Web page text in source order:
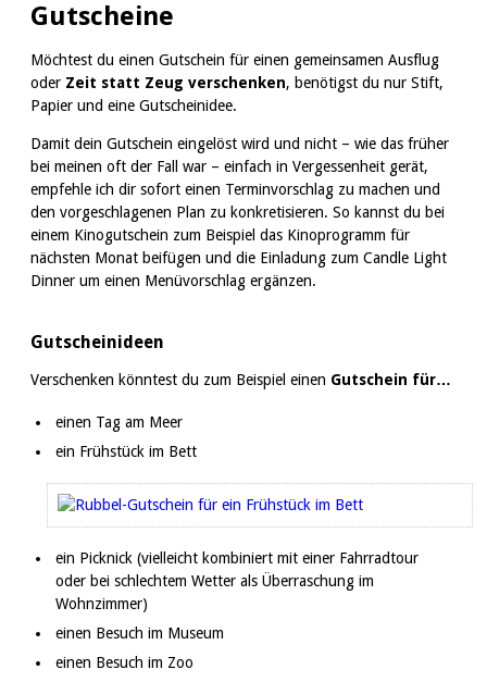
Gutscheine
Möchtest du einen Gutschein für einen gemeinsamen Ausflug
oder Zeit statt Zeug verschenken, benötigst du nur Stift,
Papier und eine Gutscheinidee.
Damit dein Gutschein eingelöst wird und nicht – wie das früher
bei meinen oft der Fall war – einfach in Vergessenheit gerät,
empfehle ich dir sofort einen Terminvorschlag zu machen und
den vorgeschlagenen Plan zu konkretisieren. So kannst du bei
einem Kinogutschein zum Beispiel das Kinoprogramm für
nächsten Monat beifügen und die Einladung zum Candle Light
Dinner um einen Menüvorschlag ergänzen.
Gutscheinideen
Verschenken könntest du zum Beispiel einen Gutschein für…
einen Tag am Meer
ein Frühstück im Bett
ein Picknick (vielleicht kombiniert mit einer Fahrradtour
oder bei schlechtem Wetter als Überraschung im
Wohnzimmer)
einen Besuch im Museum
einen Besuch im Zoo